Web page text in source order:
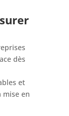
dès
et
mise en